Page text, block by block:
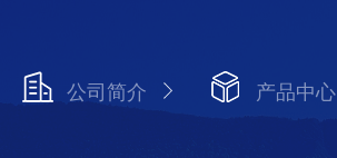
公司简介 产品中心